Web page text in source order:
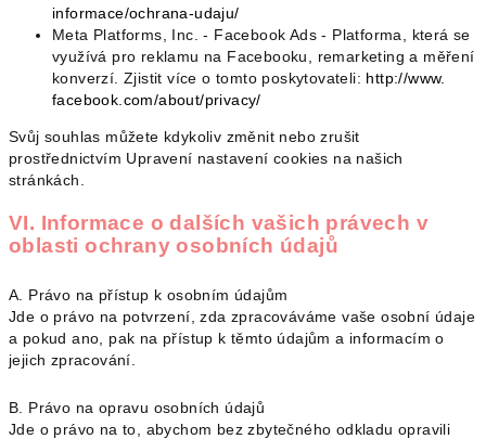
informace/ochrana-udaju/
Meta Platforms, Inc. - Facebook Ads - Platforma, která se
využívá pro reklamu na Facebooku, remarketing a měření
konverzí. Zjistit více o tomto poskytovateli: http://www.
facebook.com/about/privacy/
Svůj souhlas můžete kdykoliv změnit nebo zrušit
prostřednictvím Upravení nastavení cookies na našich
stránkách.
VI. Informace o dalších vašich právech v
oblasti ochrany osobních údajů
A. Právo na přístup k osobním údajům
Jde o právo na potvrzení, zda zpracováváme vaše osobní údaje
a pokud ano, pak na přístup k těmto údajům a informacím o
jejich zpracování.
B. Právo na opravu osobních údajů
Jde o právo na to, abychom bez zbytečného odkladu opravili